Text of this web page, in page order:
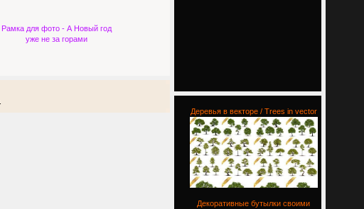
Рамка для фото - А Новый год
уже не за горами
Деревья в векторе / Trees in vector
Декоративные бутылки своими